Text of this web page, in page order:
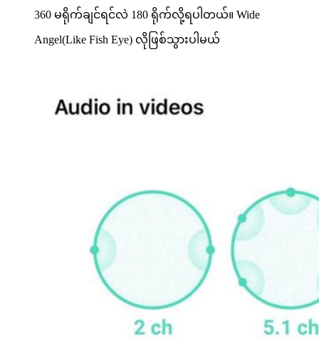
360 မရိုက်ချင်ရင်လဲ 180 ရိုက်လို့ရပါတယ်။ Wide
Angel(Like Fish Eye) လိုဖြစ်သွားပါမယ်